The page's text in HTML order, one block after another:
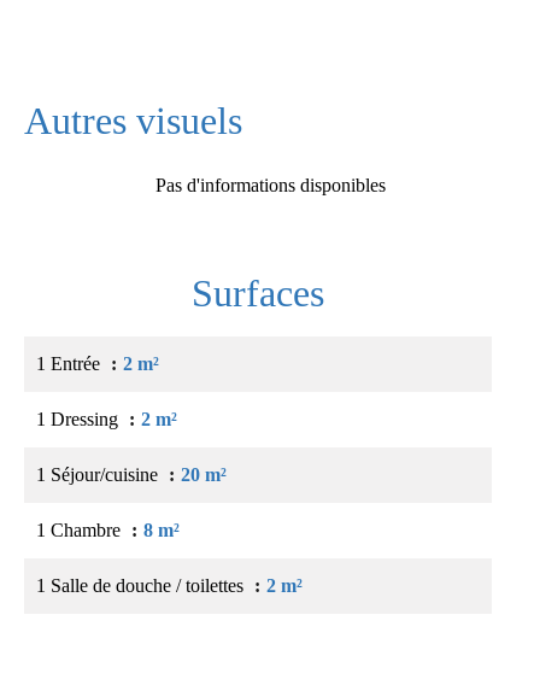
Autres visuels
Pas d'informations disponibles
Surfaces
1 Entrée 2 m²
1 Dressing 2 m²
1 Séjour/cuisine 20 m²
1 Chambre 8 m²
1 Salle de douche / toilettes 2 m²